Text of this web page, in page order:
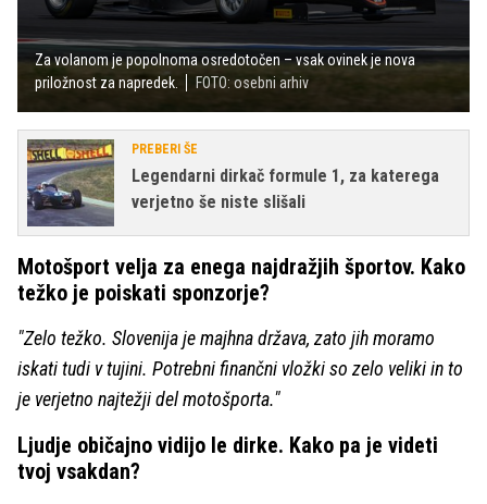
Za volanom je popolnoma osredotočen – vsak ovinek je nova
priložnost za napredek.
FOTO: osebni arhiv
PREBERI ŠE
Legendarni dirkač formule 1, za katerega
verjetno še niste slišali
Motošport velja za enega najdražjih športov. Kako
težko je poiskati sponzorje?
"Zelo težko. Slovenija je majhna država, zato jih moramo
iskati tudi v tujini. Potrebni finančni vložki so zelo veliki in to
je verjetno najtežji del motošporta."
Ljudje običajno vidijo le dirke. Kako pa je videti
tvoj vsakdan?